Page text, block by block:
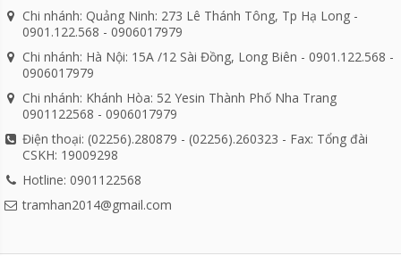
Chi nhánh: Quảng Ninh: 273 Lê Thánh Tông, Tp Hạ Long -
0901.122.568 - 0906017979
Chi nhánh: Hà Nội: 15A /12 Sài Đồng, Long Biên - 0901.122.568 -
0906017979
Chi nhánh: Khánh Hòa: 52 Yesin Thành Phố Nha Trang
0901122568 - 0906017979
Điện thoại: (02256).280879 - (02256).260323 - Fax: Tổng đài
CSKH: 19009298
Hotline: 0901122568
tramhan2014@gmail.com